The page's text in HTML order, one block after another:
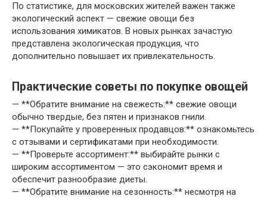
По статистике, для московских жителей важен также
экологический аспект — свежие овощи без
использования химикатов. В новых рынках зачастую
представлена экологическая продукция, что
дополнительно повышает их привлекательность.
Практические советы по покупке овощей
— **Обратите внимание на свежесть:** свежие овощи
обычно твердые, без пятен и признаков гнили.
— **Покупайте у проверенных продавцов:** ознакомьтесь
с отзывами и сертификатами при необходимости.
— **Проверьте ассортимент:** выбирайте рынки с
широким ассортиментом — это сэкономит время и
обеспечит разнообразие диеты.
— **Обратите внимание на сезонность:** несмотря на